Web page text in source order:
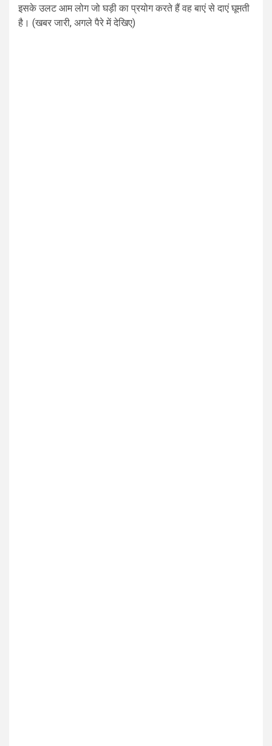
इसके उलट आम लोग जो घड़ी का प्रयोग करते हैं वह बाएं से दाएं घूमती
है। (खबर जारी, अगले पैरे में देखिए)